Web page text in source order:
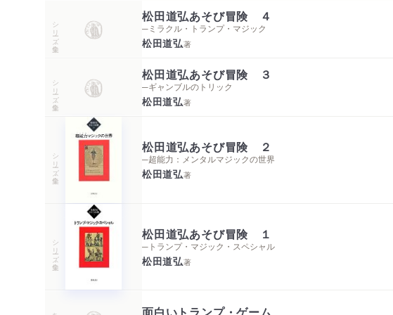
シリーズ・全集
松田道弘あそび冒険 ４
─ミラクル・トランプ・マジック
松田道弘著
シリーズ・全集
松田道弘あそび冒険 ３
─ギャンブルのトリック
松田道弘著
シリーズ・全集
松田道弘あそび冒険 ２
─超能力：メンタルマジックの世界
松田道弘著
シリーズ・全集
松田道弘あそび冒険 １
─トランプ・マジック・スペシャル
松田道弘著
面白いトランプ・ゲーム